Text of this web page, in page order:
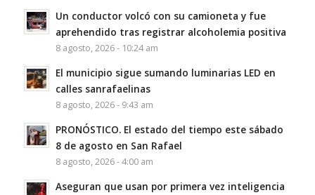
Un conductor volcó con su camioneta y fue
aprehendido tras registrar alcoholemia positiva
8 agosto, 2026 - 10:24 am
El municipio sigue sumando luminarias LED en
calles sanrafaelinas
8 agosto, 2026 - 9:43 am
PRONÓSTICO. El estado del tiempo este sábado
8 de agosto en San Rafael
8 agosto, 2026 - 4:00 am
Aseguran que usan por primera vez inteligencia